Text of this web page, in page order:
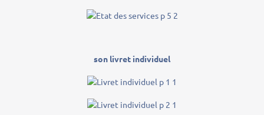
son livret individuel